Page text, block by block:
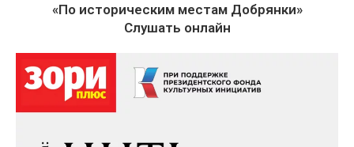
«По историческим местам Добрянки»
Слушать онлайн